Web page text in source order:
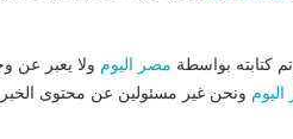
كتابته بواسطة مصر اليوم ولا يعبر عن
ونحن غير مسئولين عن محتوى